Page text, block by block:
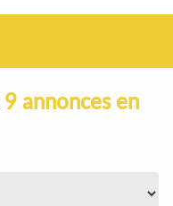
9 annonces en